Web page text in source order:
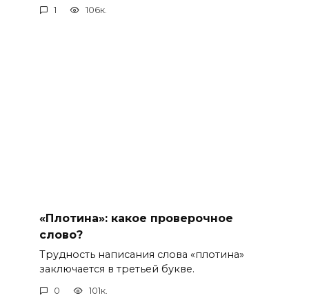
1 106к.
«Плотина»: какое проверочное
слово?
Трудность написания слова «плотина»
заключается в третьей букве.
0 101к.